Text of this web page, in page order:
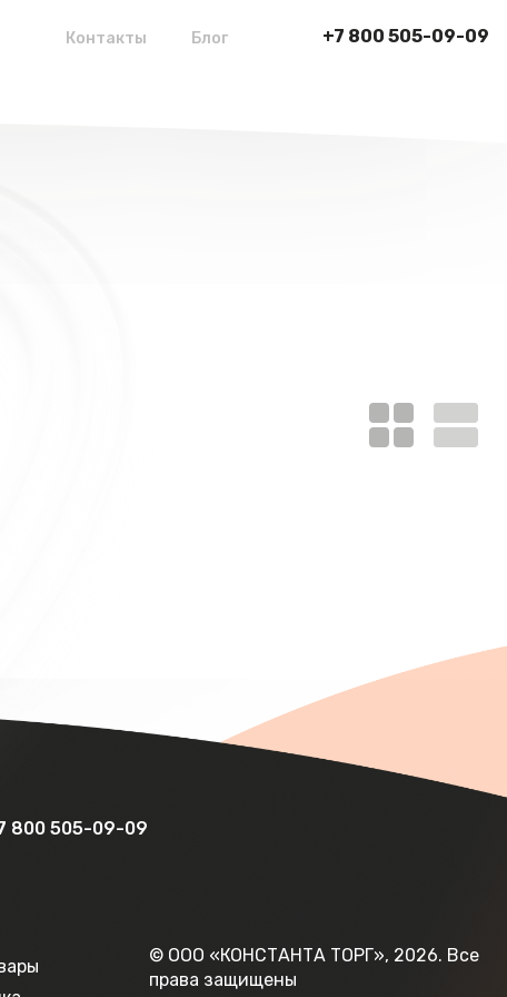
+7 800 505-09-09
Контакты Блог
800 505-09-09
© ООО «КОНСТАНТА ТОРГ», 2026. Все
права защищены